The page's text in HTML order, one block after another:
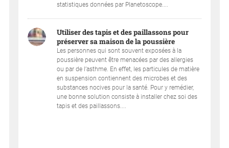
statistiques données par Planetoscope....
Utiliser des tapis et des paillassons pour
préserver sa maison de la poussière
Les personnes qui sont souvent exposées à la
poussière peuvent être menacées par des allergies
ou par de l’asthme. En effet, les particules de matière
en suspension contiennent des microbes et des
substances nocives pour la santé. Pour y remédier,
une bonne solution consiste à installer chez soi des
tapis et des paillassons....